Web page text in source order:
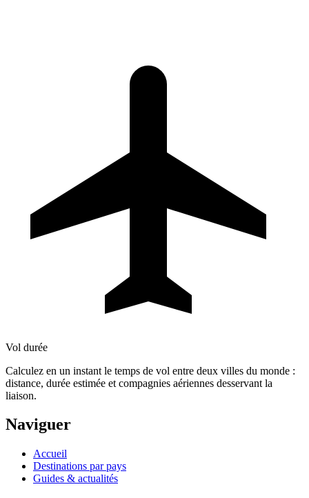
Vol durée
Calculez en un instant le temps de vol entre deux villes du monde :
distance, durée estimée et compagnies aériennes desservant la
liaison.
Naviguer
Accueil
Destinations par pays
Guides & actualités